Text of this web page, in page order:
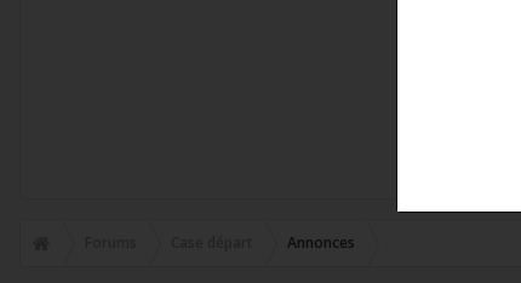
Annonces